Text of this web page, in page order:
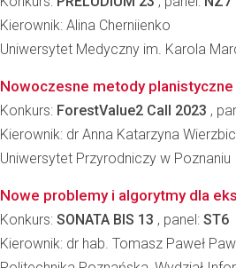
Kierownik: Alina Cherniienko
Uniwersytet Medyczny im. Karola
Nowoczesne metody
Konkurs: ForestValue2 Call 2023 ,
Kierownik: dr Anna Katarzyna
Uniwersytet Przyrodniczy w Poznaniu
Nowe problemy i algorytmy dla
Konkurs: SONATA BIS 13 , panel: ST6
Kierownik: dr hab. Tomasz Paweł